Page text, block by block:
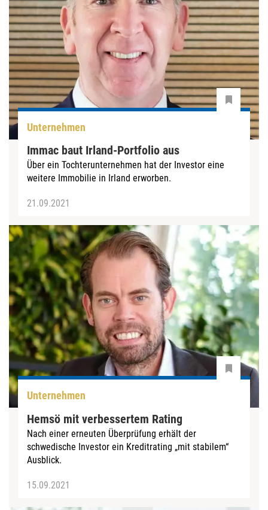
Unternehmen
Immac baut Irland-Portfolio aus
Über ein Tochterunternehmen hat der Investor eine
weitere Immobilie in Irland erworben.
21.09.2021
Unternehmen
Hemsö mit verbessertem Rating
Nach einer erneuten Überprüfung erhält der
schwedische Investor ein Kreditrating „mit stabilem“
Ausblick.
15.09.2021